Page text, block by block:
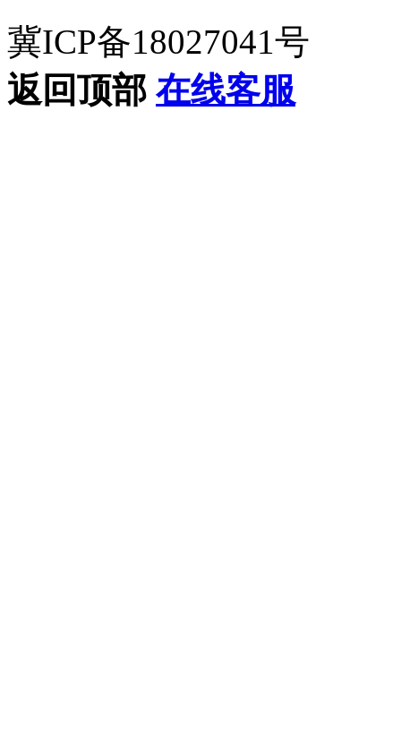
冀ICP备18027041号
返回顶部 在线客服